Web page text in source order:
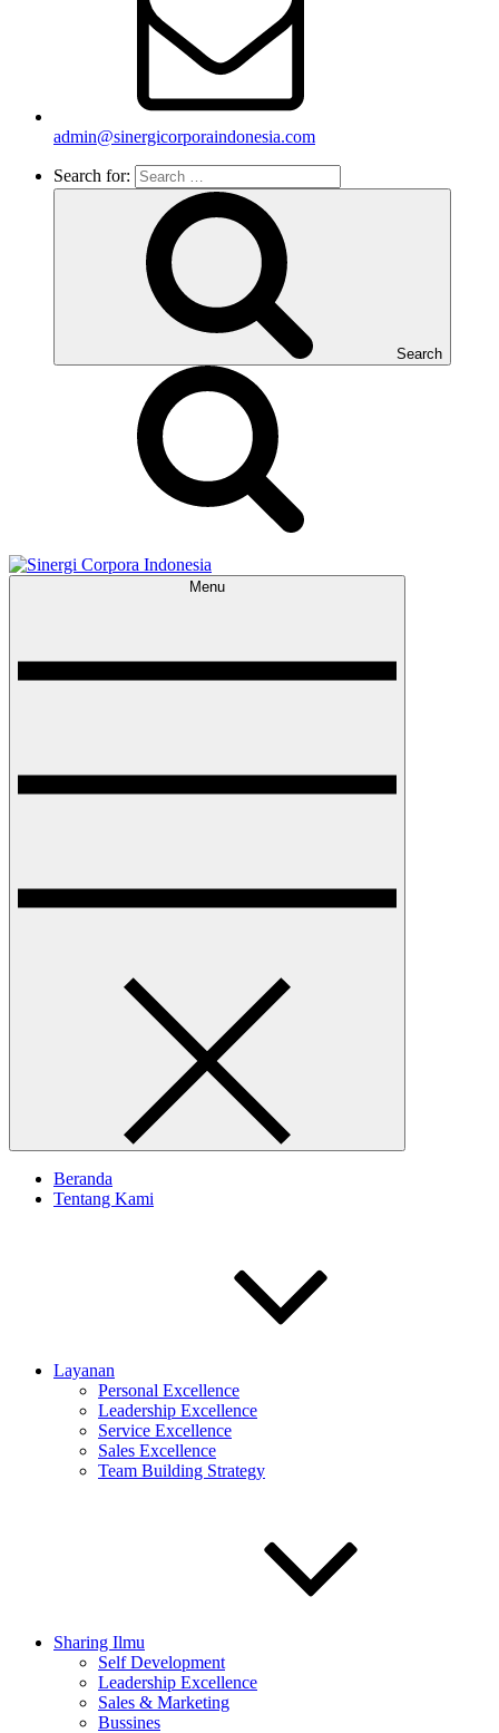
admin@sinergicorporaindonesia.com
Search for:
Search
Menu
Beranda
Tentang Kami
Layanan
Personal Excellence
Leadership Excellence
Service Excellence
Sales Excellence
Team Building Strategy
Sharing Ilmu
Self Development
Leadership Excellence
Sales & Marketing
Bussines